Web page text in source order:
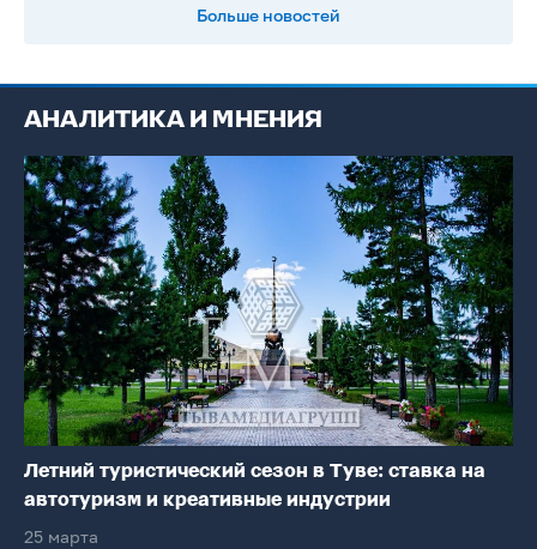
Больше новостей
АНАЛИТИКА И МНЕНИЯ
Летний туристический сезон в Туве: ставка на
автотуризм и креативные индустрии
25 марта